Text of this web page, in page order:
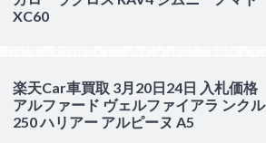
XC60
楽天Car車買取 3月20日24日 入札価格
アルファード ヴェルファイアラ ンクル
250 ハリアー アルピーヌ A5